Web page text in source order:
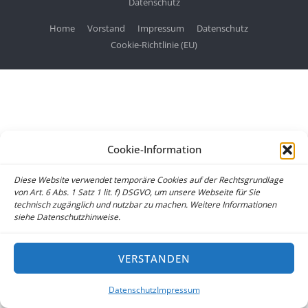
Cookie-Information
Diese Website verwendet temporäre Cookies auf der Rechtsgrundlage
von Art. 6 Abs. 1 Satz 1 lit. f) DSGVO, um unsere Webseite für Sie
technisch zugänglich und nutzbar zu machen. Weitere Informationen
siehe Datenschutzhinweise.
VERSTANDEN
DatenschutzImpressum
Home Vorstand Impressum
Datenschutz
Cookie-Richtlinie (EU)